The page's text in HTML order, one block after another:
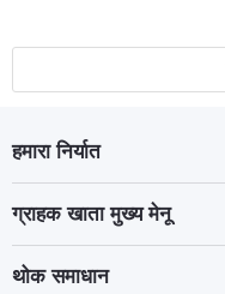
हमारा निर्यात
ग्राहक खाता मुख्य मेनू
थोक समाधान